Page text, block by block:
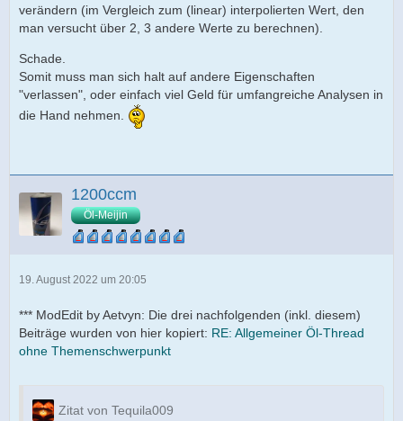
verändern (im Vergleich zum (linear) interpolierten Wert, den
man versucht über 2, 3 andere Werte zu berechnen).
Schade.
Somit muss man sich halt auf andere Eigenschaften
"verlassen", oder einfach viel Geld für umfangreiche Analysen in
die Hand nehmen.
1200ccm
Öl-Meijin
19. August 2022 um 20:05
*** ModEdit by Aetvyn: Die drei nachfolgenden (inkl. diesem)
Beiträge wurden von hier kopiert: RE: Allgemeiner Öl-Thread
ohne Themenschwerpunkt
Zitat von Tequila009